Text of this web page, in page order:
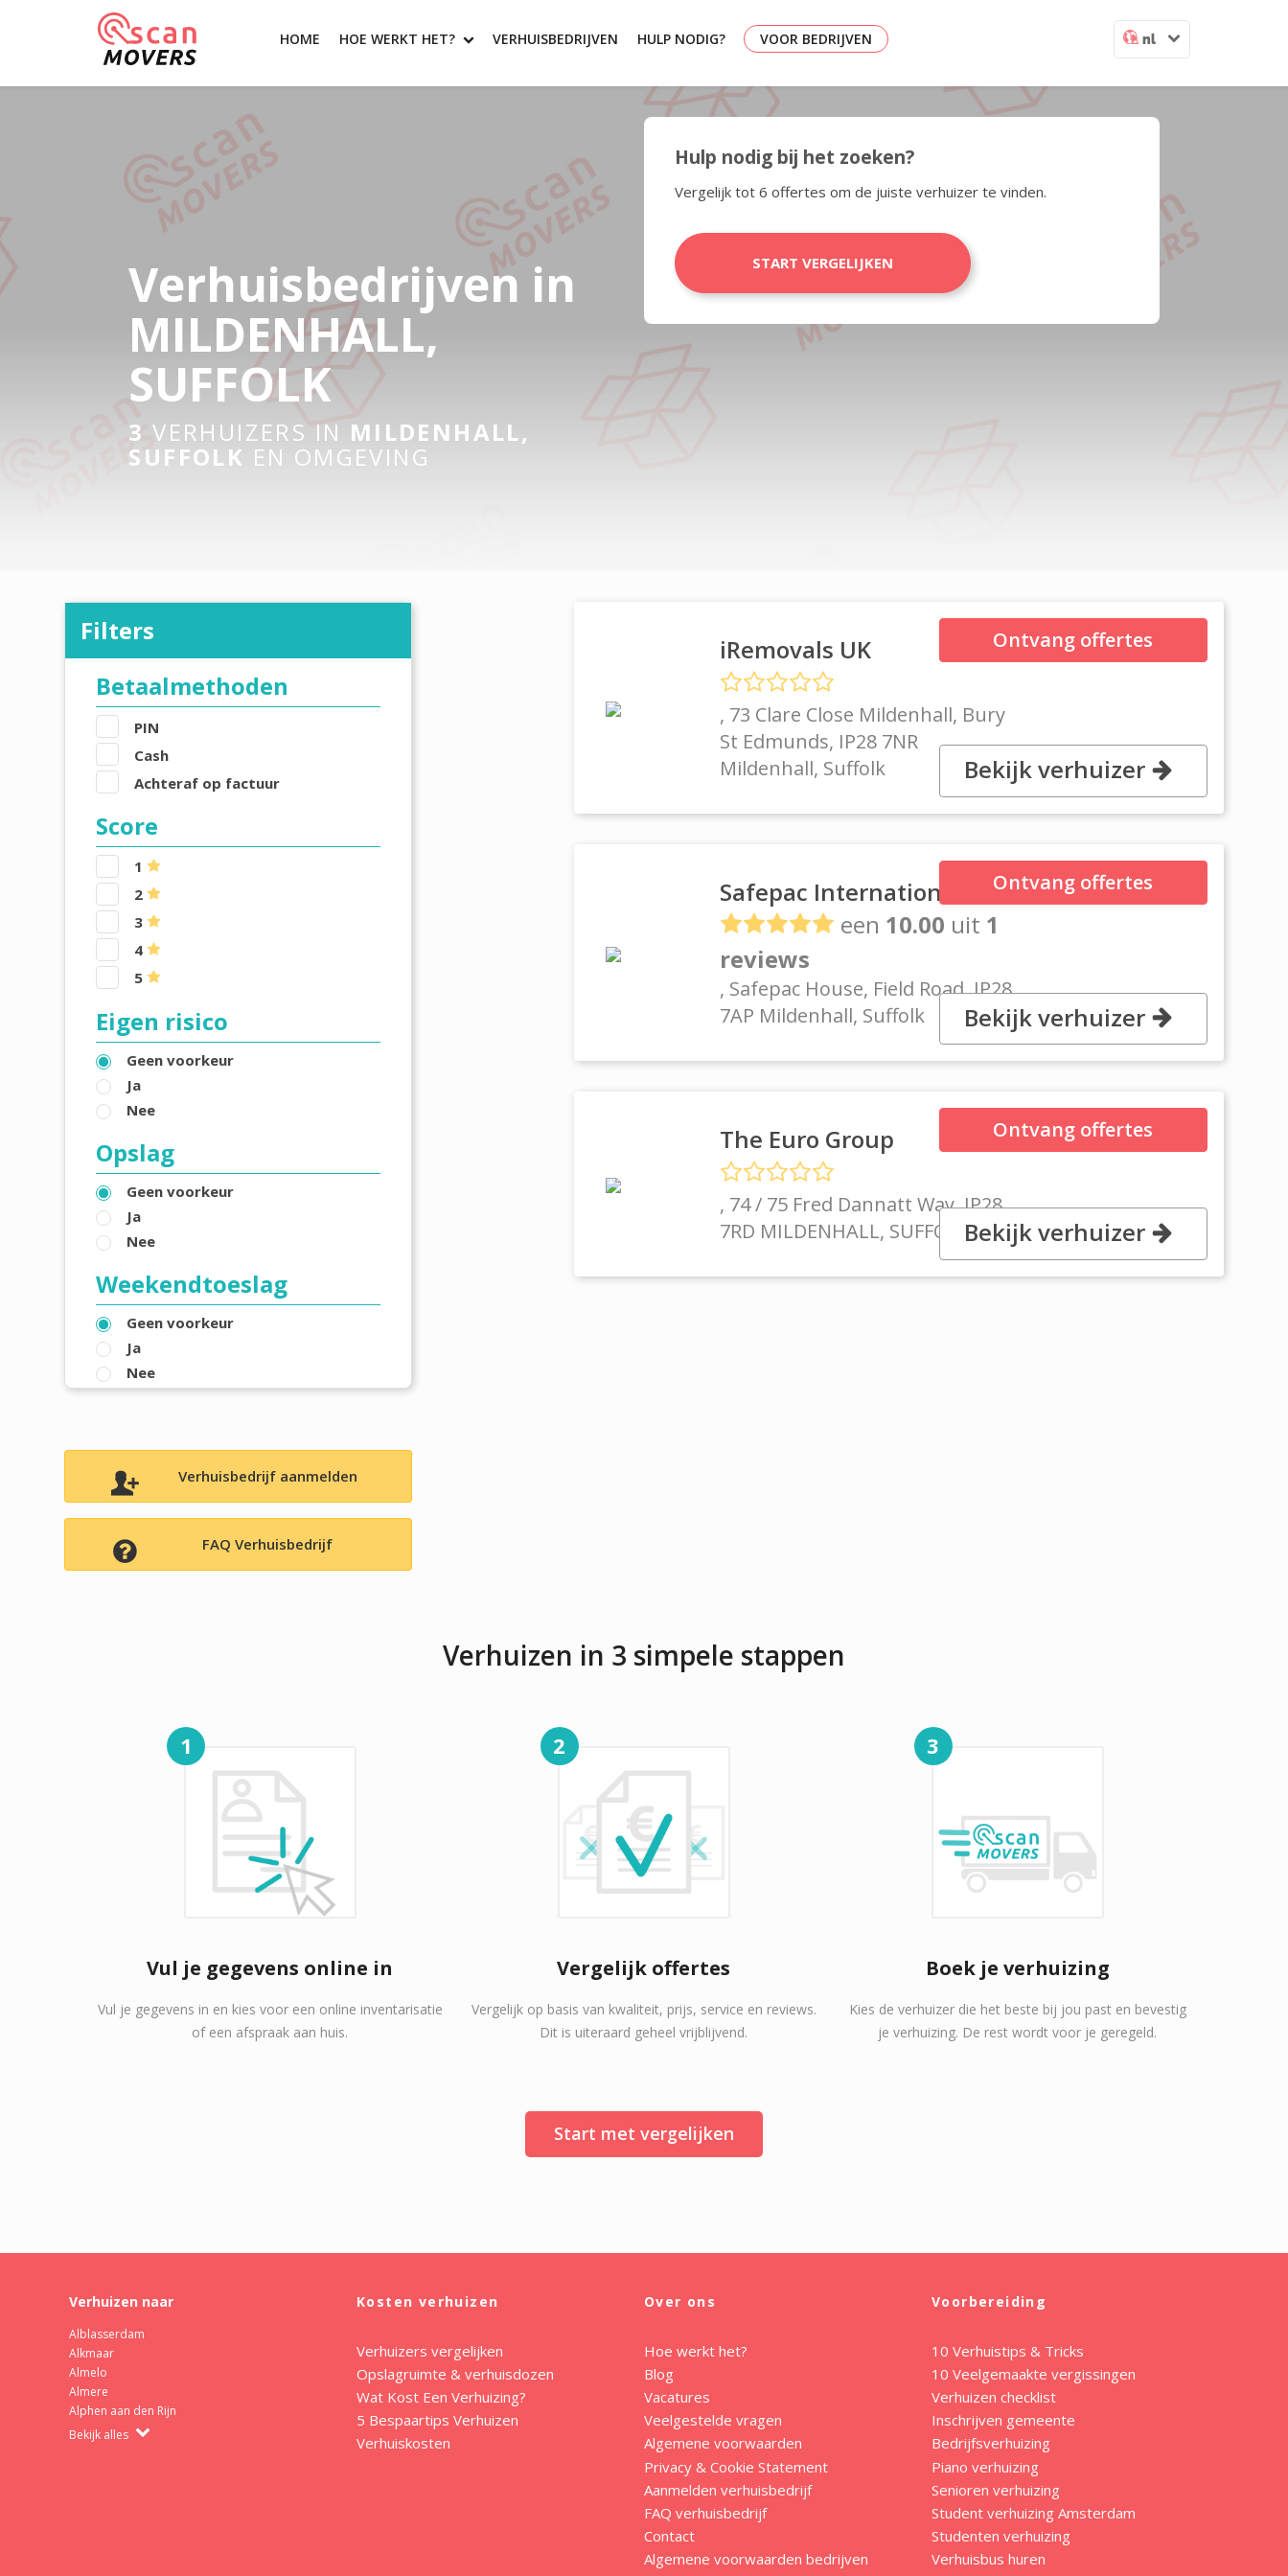
HOME HOE WERKT HET? VERHUISBEDRIJVEN HULP NODIG? VOOR BEDRIJVEN nl
Verhuisbedrijven in
MILDENHALL,
SUFFOLK
3 VERHUIZERS IN MILDENHALL,
SUFFOLK EN OMGEVING
Hulp nodig bij het zoeken?
Vergelijk tot 6 offertes om de juiste verhuizer te vinden.
START VERGELIJKEN
Filters
Betaalmethoden
PIN
Cash
Achteraf op factuur
Score
1
2
3
4
5
Eigen risico
Geen voorkeur
Ja
Nee
Opslag
Geen voorkeur
Ja
Nee
Weekendtoeslag
Geen voorkeur
Ja
Nee
Verhuisbedrijf aanmelden
FAQ Verhuisbedrijf
iRemovals UK
, 73 Clare Close Mildenhall, Bury
St Edmunds, IP28 7NR
Mildenhall, Suffolk
Ontvang offertes
Bekijk verhuizer
Safepac International
een 10.00 uit 1
reviews
, Safepac House, Field Road, IP28
7AP Mildenhall, Suffolk
Ontvang offertes
Bekijk verhuizer
The Euro Group
, 74 / 75 Fred Dannatt Way, IP28
7RD MILDENHALL, SUFFOLK
Ontvang offertes
Bekijk verhuizer
Verhuizen in 3 simpele stappen
1
Vul je gegevens online in
Vul je gegevens in en kies voor een online inventarisatie
of een afspraak aan huis.
2
Vergelijk offertes
Vergelijk op basis van kwaliteit, prijs, service en reviews.
Dit is uiteraard geheel vrijblijvend.
3
Boek je verhuizing
Kies de verhuizer die het beste bij jou past en bevestig
je verhuizing. De rest wordt voor je geregeld.
Start met vergelijken
Verhuizen naar
Alblasserdam
Alkmaar
Almelo
Almere
Alphen aan den Rijn
Bekijk alles
Kosten verhuizen
Verhuizers vergelijken
Opslagruimte & verhuisdozen
Wat Kost Een Verhuizing?
5 Bespaartips Verhuizen
Verhuiskosten
Over ons
Hoe werkt het?
Blog
Vacatures
Veelgestelde vragen
Algemene voorwaarden
Privacy & Cookie Statement
Aanmelden verhuisbedrijf
FAQ verhuisbedrijf
Contact
Algemene voorwaarden bedrijven
Voorbereiding
10 Verhuistips & Tricks
10 Veelgemaakte vergissingen
Verhuizen checklist
Inschrijven gemeente
Bedrijfsverhuizing
Piano verhuizing
Senioren verhuizing
Student verhuizing Amsterdam
Studenten verhuizing
Verhuisbus huren